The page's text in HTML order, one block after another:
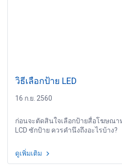
วิธีเลือกป้าย LED
16 ก.ย. 2560
ก่อนจะตัดสินใจเลือกป้ายสื่อโฆษณา
LCD ซักป้าย ควรคำนึงถึงอะไรบ้าง?
ดูเพิ่มเติม